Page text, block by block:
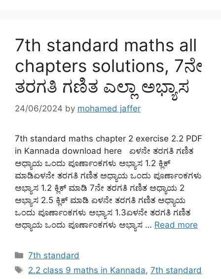
7th standard maths all
chapters solutions, 7ನೇ
ತರಗತಿ ಗಣಿತ ಎಲ್ಲಾ ಅಭ್ಯಾಸ
24/06/2024 by mohamed jaffer
7th standard maths chapter 2 exercise 2.2 PDF
in Kannada download here ಏಳನೇ ತರಗತಿ ಗಣಿತ
ಅಧ್ಯಾಯ ಒಂದು ಪೂರ್ಣಾಂಕಗಳು ಅಭ್ಯಾಸ 1.2 ಕ್ಲಿಕ್
ಮಾಡಿಏಳನೇ ತರಗತಿ ಗಣಿತ ಅಧ್ಯಾಯ ಒಂದು ಪೂರ್ಣಾಂಕಗಳು
ಅಭ್ಯಾಸ 1.2 ಕ್ಲಿಕ್ ಮಾಡಿ 7ನೇ ತರಗತಿ ಗಣಿತ ಅಧ್ಯಾಯ 2
ಅಭ್ಯಾಸ 2.5 ಕ್ಲಿಕ್ ಮಾಡಿ ಏಳನೇ ತರಗತಿ ಗಣಿತ ಅಧ್ಯಾಯ
ಒಂದು ಪೂರ್ಣಾಂಕಗಳು ಅಭ್ಯಾಸ 1.3ಏಳನೇ ತರಗತಿ ಗಣಿತ
ಅಧ್ಯಾಯ ಒಂದು ಪೂರ್ಣಾಂಕಗಳು ಅಭ್ಯಾಸ … Read more
Categories
7th standard
Tags
2.2 class 9 maths in Kannada,7th standard